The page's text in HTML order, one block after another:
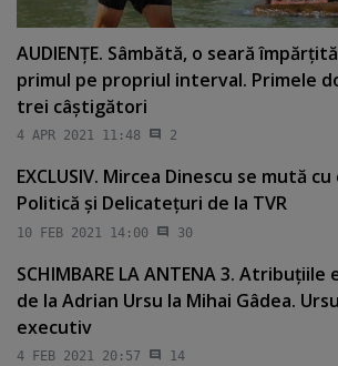
AUDIENŢE. Sâmbătă, o seară
primul pe propriul interval. Primele
trei câştigători
4 APR 2021 11:48 2
EXCLUSIV. Mircea Dinescu se mută
Politică şi Delicateţuri de la TVR
10 FEB 2021 14:00 30
SCHIMBARE LA ANTENA 3.
de la Adrian Ursu la Mihai Gâdea.
executiv
4 FEB 2021 20:57 14